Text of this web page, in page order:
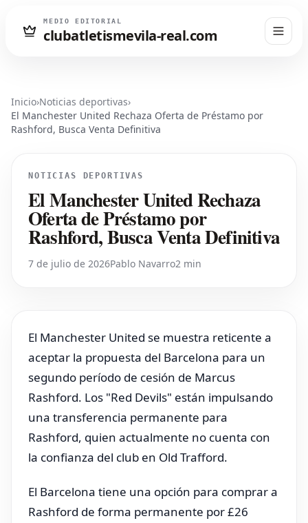
MEDIO EDITORIAL
clubatletismevila-real.com
Inicio›Noticias deportivas›
El Manchester United Rechaza Oferta de Préstamo por
Rashford, Busca Venta Definitiva
NOTICIAS DEPORTIVAS
El Manchester United Rechaza
Oferta de Préstamo por
Rashford, Busca Venta Definitiva
7 de julio de 2026Pablo Navarro2 min
El Manchester United se muestra reticente a
aceptar la propuesta del Barcelona para un
segundo período de cesión de Marcus
Rashford. Los "Red Devils" están impulsando
una transferencia permanente para
Rashford, quien actualmente no cuenta con
la confianza del club en Old Trafford.
El Barcelona tiene una opción para comprar a
Rashford de forma permanente por £26